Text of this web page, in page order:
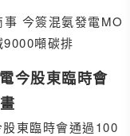
今簽混氨發電MO
噸碳排
今股東臨時會
東臨時會通過100